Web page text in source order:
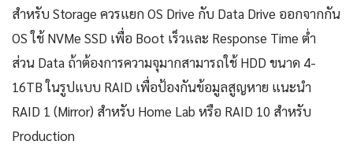
สำหรับ Storage ควรแยก OS Drive กับ Data Drive ออกจากกัน
OS ใช้ NVMe SSD เพื่อ Boot เร็วและ Response Time ต่ำ
ส่วน Data ถ้าต้องการความจุมากสามารถใช้ HDD ขนาด 4-
16TB ในรูปแบบ RAID เพื่อป้องกันข้อมูลสูญหาย แนะนำ
RAID 1 (Mirror) สำหรับ Home Lab หรือ RAID 10 สำหรับ
Production